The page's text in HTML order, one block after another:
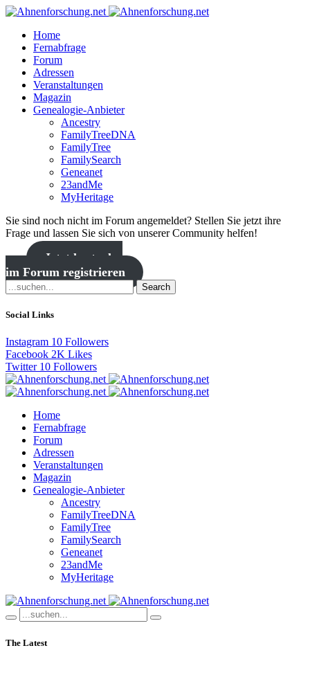
Home
Fernabfrage
Forum
Adressen
Veranstaltungen
Magazin
Genealogie-Anbieter
Ancestry
FamilyTreeDNA
FamilyTree
FamilySearch
Geneanet
23andMe
MyHeritage
Sie sind noch nicht im Forum angemeldet? Stellen Sie jetzt ihre
Frage und lassen Sie sich von unserer Community helfen!
Jetzt kostenlos
im Forum registrieren
Search
Social Links
Instagram 10 Followers
Facebook 2K Likes
Twitter 10 Followers
Home
Fernabfrage
Forum
Adressen
Veranstaltungen
Magazin
Genealogie-Anbieter
Ancestry
FamilyTreeDNA
FamilyTree
FamilySearch
Geneanet
23andMe
MyHeritage
The Latest